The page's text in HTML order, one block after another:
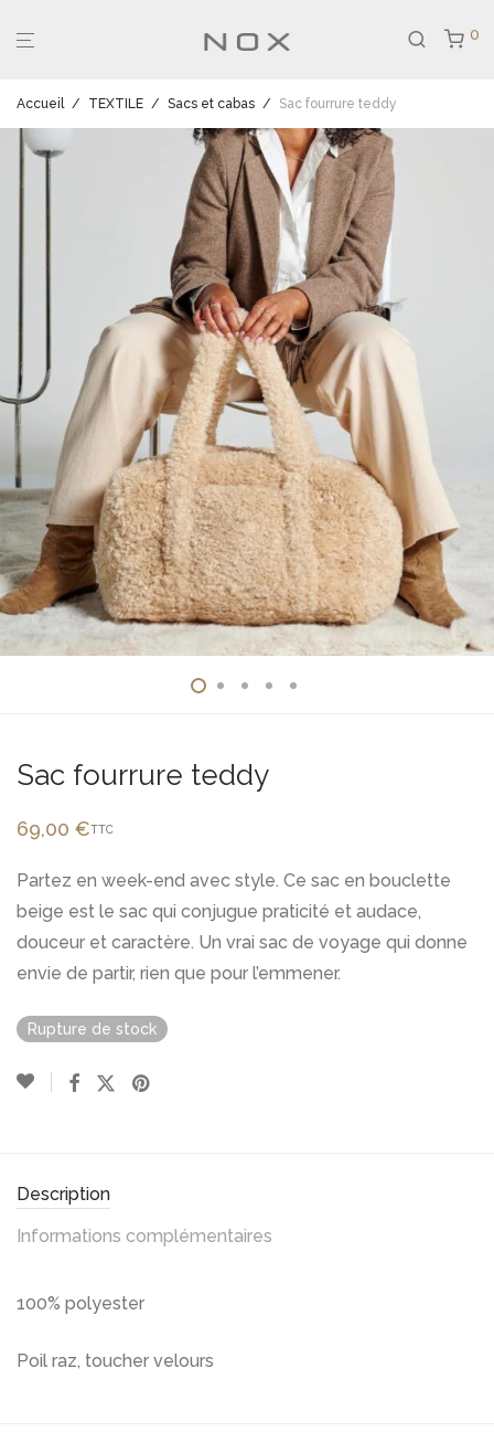
0
Accueil / TEXTILE / Sacs et cabas / Sac fourrure teddy
Sac fourrure teddy
69,00 €TTC
Partez en week-end avec style. Ce sac en bouclette
beige est le sac qui conjugue praticité et audace,
douceur et caractère. Un vrai sac de voyage qui donne
envie de partir, rien que pour l’emmener.
Rupture de stock
Description
Informations complémentaires
100% polyester
Poil raz, toucher velours